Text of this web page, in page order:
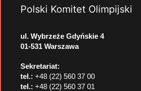
Polski Komitet Olimpijski
ul. Wybrzeże Gdyńskie 4
01-531 Warszawa
Sekretariat:
tel.: +48 (22) 560 37 00
tel.: +48 (22) 560 37 01